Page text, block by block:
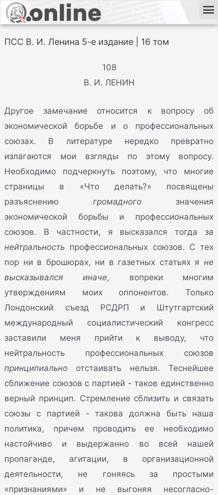
ПСС В. И. Ленина 5-е издание | 16 том
108
В. И. ЛЕНИН
Другое замечание относится к вопросу об
экономической борьбе и о профессиональных
союзах. В литературе нередко превратно
излагаются мои взгляды по этому вопросу.
Необходимо подчеркнуть поэтому, что многие
страницы в «Что делать?» посвящены
разъяснению громадного значения
экономической борьбы и профессиональных
союзов. В частности, я высказался тогда за
нейтральность профессиональных союзов. С тех
пор ни в брошюрах, ни в газетных статьяхя не
высказывался иначе, вопреки многим
утверждениям моих оппонентов. Только
Лондонский съезд РСДРП и Штутгартский
международный социалистический конгресс
заставили меня прийти к выводу, что
нейтральность профессиональных союзов
принципиально отстаивать нельзя. Теснейшее
сближение союзов с партией - таков единственно
верный принцип. Стремление сблизить и связать
союзы с партией - такова должна быть наша
политика, причем проводить ее необходимо
настойчиво и выдержанно во всей нашей
пропаганде, агитации, в организационной
деятельности, не гоняясь за простыми
«признаниями» и не выгоняя несогласно-